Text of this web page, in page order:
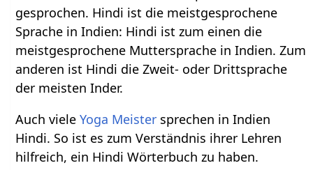
gesprochen. Hindi ist die meistgesprochene
Sprache in Indien: Hindi ist zum einen die
meistgesprochene Muttersprache in Indien. Zum
anderen ist Hindi die Zweit- oder Drittsprache
der meisten Inder.
Auch vieleYoga Meister sprechen in Indien
Hindi. So ist es zum Verständnis ihrer Lehren
hilfreich, ein Hindi Wörterbuch zu haben.